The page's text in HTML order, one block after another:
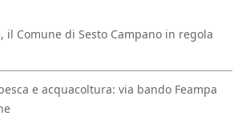
il Comune di Sesto Campano in regola
e acquacoltura: via bando Feampa